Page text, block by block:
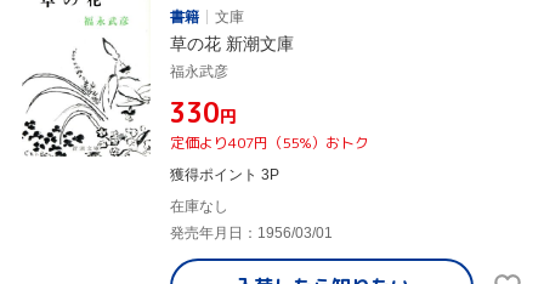
書籍
文庫
草の花 新潮文庫
福永武彦
¥330円
定価より407円（55%）おトク
獲得ポイント 3P
在庫なし
発売年月日：1956/03/01